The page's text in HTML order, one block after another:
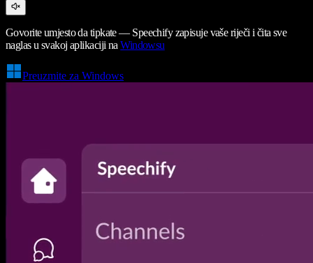
Govorite umjesto da tipkate — Speechify zapisuje vaše riječi i čita sve
naglas u svakoj aplikaciji naWindowsu
Preuzmite za Windows